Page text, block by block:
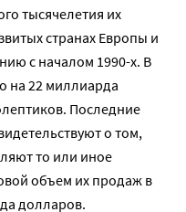
тысячелетия их
странах Европы и
с началом 1990-х. В
на 22 миллиарда
Последние
о том,
то или иное
объем их продаж в
долларов.